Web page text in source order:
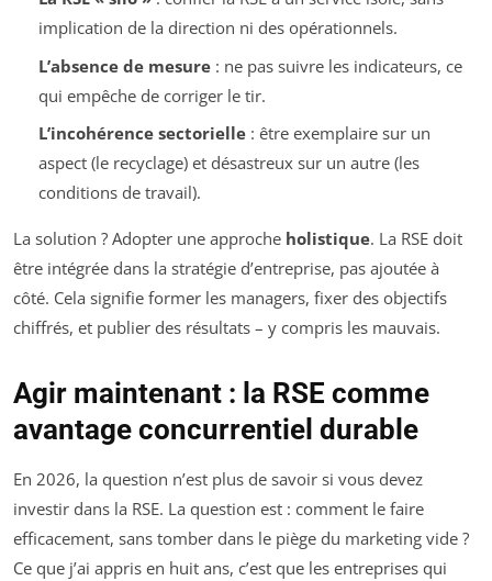
implication de la direction ni des opérationnels.
L’absence de mesure: ne pas suivre les indicateurs, ce
qui empêche de corriger le tir.
L’incohérence sectorielle: être exemplaire sur un
aspect (le recyclage) et désastreux sur un autre (les
conditions de travail).
La solution ? Adopter une approche holistique. La RSE doit
être intégrée dans la stratégie d’entreprise, pas ajoutée à
côté. Cela signifie former les managers, fixer des objectifs
chiffrés, et publier des résultats – y compris les mauvais.
Agir maintenant : la RSE comme
avantage concurrentiel durable
En 2026, la question n’est plus de savoir si vous devez
investir dans la RSE. La question est : comment le faire
efficacement, sans tomber dans le piège du marketing vide ?
Ce que j’ai appris en huit ans, c’est que les entreprises qui